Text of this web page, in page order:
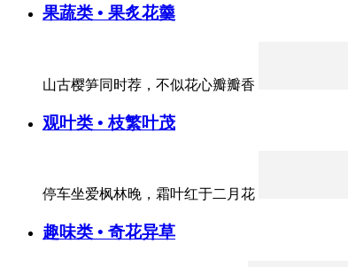
果蔬类 • 果炙花羹
山古樱笋同时荐，不似花心瓣瓣香
观叶类 • 枝繁叶茂
停车坐爱枫林晚，霜叶红于二月花
趣味类 • 奇花异草